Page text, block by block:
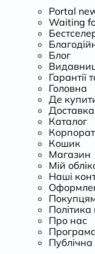
Portal
Waiting
Блог
Гарантії
Головна
Де
Доставка
Каталог
Кошик
Магазин
Мій
Наші
Політика
Про нас